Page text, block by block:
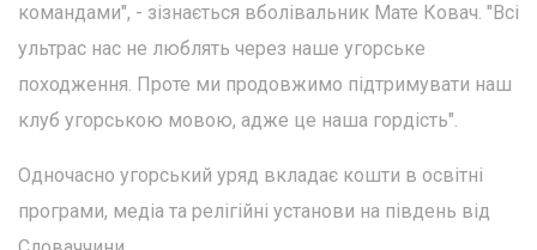
командами", - зізнається вболівальник Мате Ковач. "Всі
ультрас нас не люблять через наше угорське
походження. Проте ми продовжимо підтримувати наш
клуб угорською мовою, адже це наша гордість".
Одночасно угорський уряд вкладає кошти в освітні
програми, медіа та релігійні установи на південь від